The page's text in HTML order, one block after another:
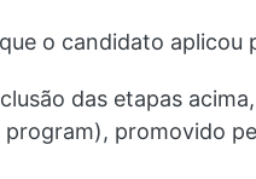
o candidato aplicou
das etapas
promovido